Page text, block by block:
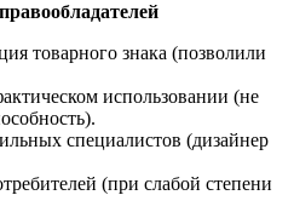
товарного знака (позволили
использовании (не
специалистов (дизайнер
(при слабой степени